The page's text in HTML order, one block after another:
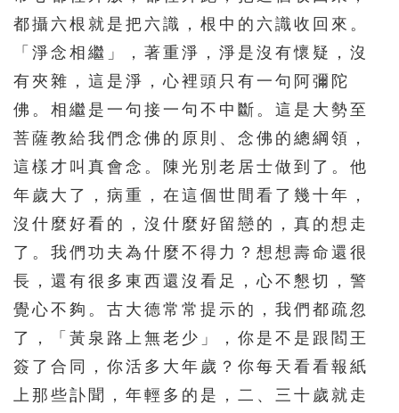
都攝六根就是把六識，根中的六識收回來。
「淨念相繼」，著重淨，淨是沒有懷疑，沒
有夾雜，這是淨，心裡頭只有一句阿彌陀
佛。相繼是一句接一句不中斷。這是大勢至
菩薩教給我們念佛的原則、念佛的總綱領，
這樣才叫真會念。陳光別老居士做到了。他
年歲大了，病重，在這個世間看了幾十年，
沒什麼好看的，沒什麼好留戀的，真的想走
了。我們功夫為什麼不得力？想想壽命還很
長，還有很多東西還沒看足，心不懇切，警
覺心不夠。古大德常常提示的，我們都疏忽
了，「黃泉路上無老少」，你是不是跟閻王
簽了合同，你活多大年歲？你每天看看報紙
上那些訃聞，年輕多的是，二、三十歲就走